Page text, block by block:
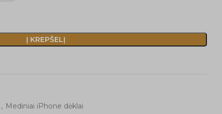
Į KREPŠELĮ
, Mediniai iPhone dėklai